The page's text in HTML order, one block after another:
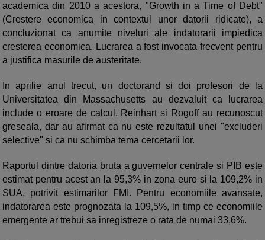
academica din 2010 a acestora, "Growth in a Time of Debt"
(Crestere economica in contextul unor datorii ridicate), a
concluzionat ca anumite niveluri ale indatorarii impiedica
cresterea economica. Lucrarea a fost invocata frecvent pentru
a justifica masurile de austeritate.
In aprilie anul trecut, un doctorand si doi profesori de la
Universitatea din Massachusetts au dezvaluit ca lucrarea
include o eroare de calcul. Reinhart si Rogoff au recunoscut
greseala, dar au afirmat ca nu este rezultatul unei "excluderi
selective" si ca nu schimba tema cercetarii lor.
Raportul dintre datoria bruta a guvernelor centrale si PIB este
estimat pentru acest an la 95,3% in zona euro si la 109,2% in
SUA, potrivit estimarilor FMI. Pentru economiile avansate,
indatorarea este prognozata la 109,5%, in timp ce economiile
emergente ar trebui sa inregistreze o rata de numai 33,6%.